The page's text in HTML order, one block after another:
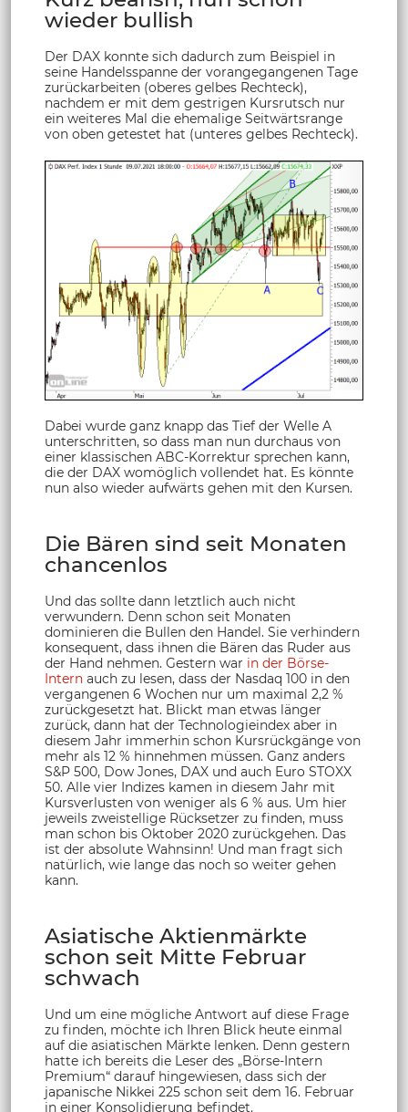
wieder bullish
Der DAX konnte sich dadurch zum Beispiel in
seine Handelsspanne der vorangegangenen Tage
zurückarbeiten (oberes gelbes Rechteck),
nachdem er mit dem gestrigen Kursrutsch nur
ein weiteres Mal die ehemalige Seitwärtsrange
von oben getestet hat (unteres gelbes Rechteck).
Dabei wurde ganz knapp das Tief der Welle A
unterschritten, so dass man nun durchaus von
einer klassischen ABC-Korrektur sprechen kann,
die der DAX womöglich vollendet hat. Es könnte
nun also wieder aufwärts gehen mit den Kursen.
Die Bären sind seit Monaten
chancenlos
Und das sollte dann letztlich auch nicht
verwundern. Denn schon seit Monaten
dominieren die Bullen den Handel. Sie verhindern
konsequent, dass ihnen die Bären das Ruder aus
der Hand nehmen. Gestern war in der Börse-
Intern auch zu lesen, dass der Nasdaq 100 in den
vergangenen 6 Wochen nur um maximal 2,2 %
zurückgesetzt hat. Blickt man etwas länger
zurück, dann hat der Technologieindex aber in
diesem Jahr immerhin schon Kursrückgänge von
mehr als 12 % hinnehmen müssen. Ganz anders
S&P 500, Dow Jones, DAX und auch Euro STOXX
50. Alle vier Indizes kamen in diesem Jahr mit
Kursverlusten von weniger als 6 % aus. Um hier
jeweils zweistellige Rücksetzer zu finden, muss
man schon bis Oktober 2020 zurückgehen. Das
ist der absolute Wahnsinn! Und man fragt sich
natürlich, wie lange das noch so weiter gehen
kann.
Asiatische Aktienmärkte
schon seit Mitte Februar
schwach
Und um eine mögliche Antwort auf diese Frage
zu finden, möchte ich Ihren Blick heute einmal
auf die asiatischen Märkte lenken. Denn gestern
hatte ich bereits die Leser des „Börse-Intern
Premium“ darauf hingewiesen, dass sich der
japanische Nikkei 225 schon seit dem 16. Februar
in einer Konsolidierung befindet.